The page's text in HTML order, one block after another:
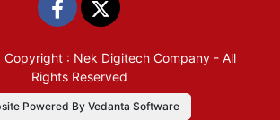
Copyright : Nek Digitech Company- All
Rights Reserved
Powered By Vedanta Software